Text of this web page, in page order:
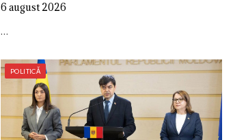
6 august 2026
…
POLITICĂ